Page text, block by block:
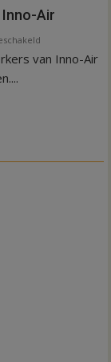
Air
Warmte
van Inno-Air